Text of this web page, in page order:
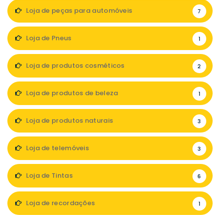
Loja de peças para automóveis 7
Loja de Pneus 1
Loja de produtos cosméticos 2
Loja de produtos de beleza 1
Loja de produtos naturais 3
Loja de telemóveis 3
Loja de Tintas 6
Loja de recordações 1